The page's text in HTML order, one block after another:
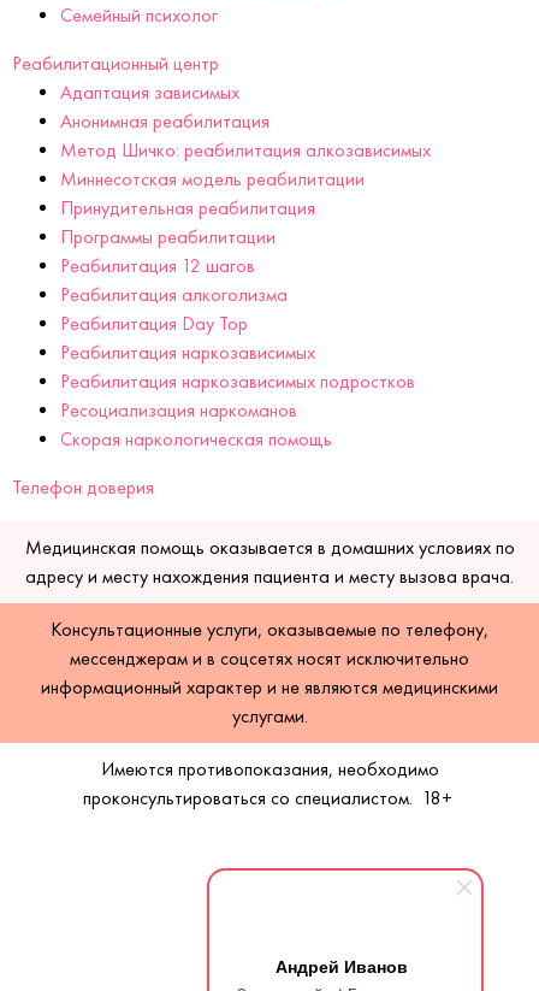
Андрей Иванов
Семейный психолог
Реабилитационный центр
Адаптация зависимых
Анонимная реабилитация
Метод Шичко: реабилитация алкозависимых
Миннесотская модель реабилитации
Принудительная реабилитация
Программы реабилитации
Реабилитация 12 шагов
Реабилитация алкоголизма
Реабилитация Day Top
Реабилитация наркозависимых
Реабилитация наркозависимых подростков
Ресоциализация наркоманов
Скорая наркологическая помощь
Телефон доверия
Медицинская помощь оказывается в домашних условиях по
адресу и месту нахождения пациента и месту вызова врача.
Консультационные услуги, оказываемые по телефону,
мессенджерам и в соцсетях носят исключительно
информационный характер и не являются медицинскими
услугами.
Имеются противопоказания, необходимо
проконсультироваться со специалистом. 18+